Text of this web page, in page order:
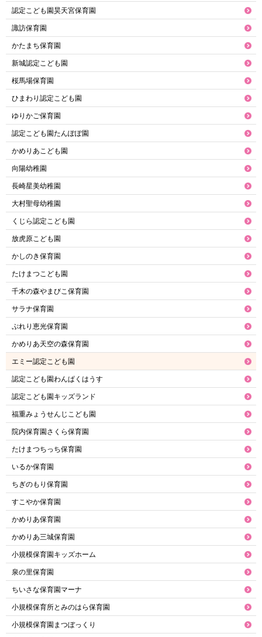
認定こども園昊天宮保育園
諏訪保育園
かたまち保育園
新城認定こども園
桜馬場保育園
ひまわり認定こども園
ゆりかご保育園
認定こども園たんぽぽ園
かめりあこども園
向陽幼稚園
長崎星美幼稚園
大村聖母幼稚園
くじら認定こども園
放虎原こども園
かしのき保育園
たけまつこども園
千木の森やまびこ保育園
サラナ保育園
ぷれり恵光保育園
かめりあ天空の森保育園
エミー認定こども園
認定こども園わんぱくはうす
認定こども園キッズランド
福重みょうせんじこども園
院内保育園さくら保育園
たけまつちっち保育園
いるか保育園
ちぎのもり保育園
すこやか保育園
かめりあ保育園
かめりあ三城保育園
小規模保育園キッズホーム
泉の里保育園
ちいさな保育園マーナ
小規模保育所とみのはら保育園
小規模保育園まつぼっくり